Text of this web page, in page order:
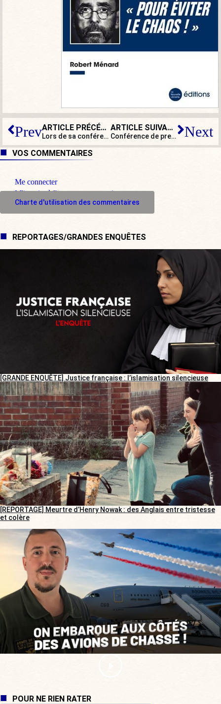
Prev ARTICLE PRÉCÉDENT
Lors de sa conférence de presse, Macron dévoile son funeste projet pour la France
ARTICLE SUIVANT
Conférence de presse de Macron : il s’est fait plaiz… Next
VOS COMMENTAIRES
Me connecter
M'inscrire à l'espace commentaire
Charte d'utilisation des commentaires
REPORTAGES/GRANDES ENQUÊTES
[GRANDE ENQUÊTE] Justice française : l’islamisation silencieuse
[REPORTAGE] Meurtre d’Henry Nowak : des Anglais entre tristesse
et colère
POUR NE RIEN RATER